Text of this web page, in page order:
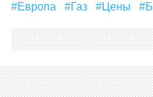
#Европа #газ #цены